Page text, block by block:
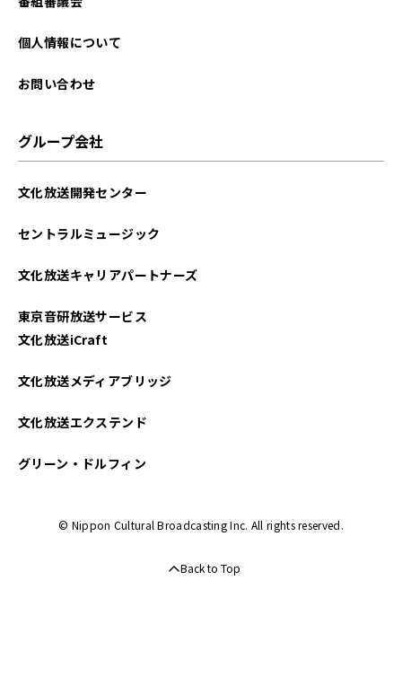
個人情報について
お問い合わせ
グループ会社
文化放送開発センター
セントラルミュージック
文化放送キャリアパートナーズ
東京音研放送サービス
文化放送iCraft
文化放送メディアブリッジ
文化放送エクステンド
グリーン・ドルフィン
© Nippon Cultural Broadcasting Inc. All rights reserved.
Back to Top